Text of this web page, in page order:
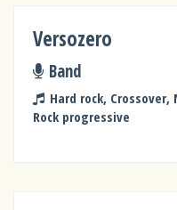
Versozero
Band
Hard rock, Crossover,
Rock progressive